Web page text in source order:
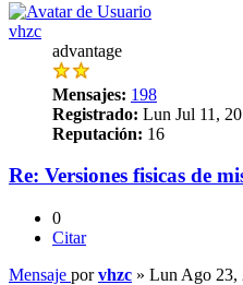
vhzc
advantage
Mensajes: 198
Registrado: Lun Jul 11,
Reputación: 16
Re: Versiones fisicas de
0
Citar
Mensaje porvhzc » Lun Ago 23,